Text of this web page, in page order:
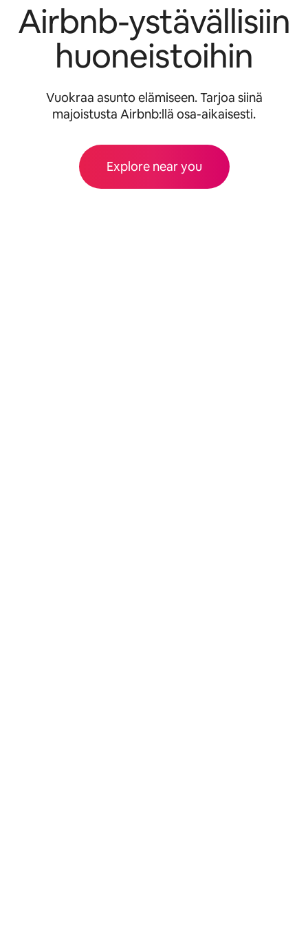
Airbnb-ystävällisiin
huoneistoihin
Vuokraa asunto elämiseen. Tarjoa siinä
majoistusta Airbnb:llä osa-aikaisesti.
Explore near you